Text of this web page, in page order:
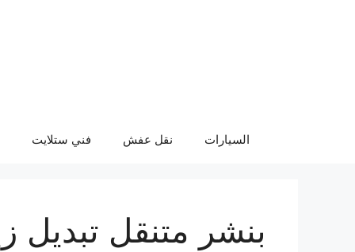
السيارات نقل عفش فني ستلايت
بنشر متنقل تبديل